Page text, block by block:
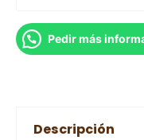
Pedir más
Descripción